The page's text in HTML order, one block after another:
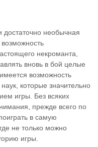
достаточно необычная
некроманта,
вновь в бой целые
возможность
которые значительно
игры. Без всяких
прежде всего по
в самую
не только можно
игры.